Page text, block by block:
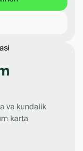
va kundalik
karta